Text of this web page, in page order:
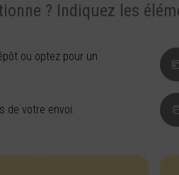
? Indiquez les
ou optez pour un
de votre envoi.